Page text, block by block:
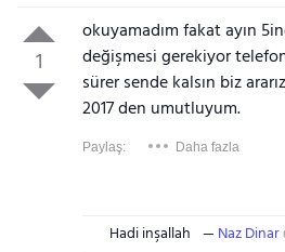
1
okuyamadım fakat ayın
değişmesi gerekiyor
sürer sende kalsın biz
2017 den umutluyum.
Paylaş: Daha fazla
Hadi inşallah Naz Dinar